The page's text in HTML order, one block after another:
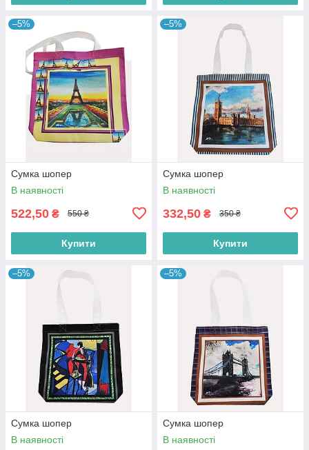
–5%
Сумка шопер
В наявності
522,50 ₴ 550 ₴
Купити
–5%
Сумка шопер
В наявності
332,50 ₴ 350 ₴
Купити
–5%
Сумка шопер
В наявності
–5%
Сумка шопер
В наявності